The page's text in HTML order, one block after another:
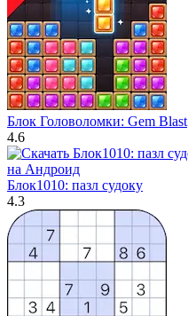
Блок Головоломки: Gem Blast
4.6
Блок1010: пазл судоку
4.3